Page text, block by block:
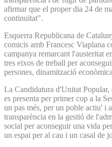
afirmar que el proper dia 24 de
continuïtat".
Esquerra Republicana de
comicis amb Francesc Viaplana
campanya remarcant l'austeritat
tres eixos de treball per
persones, dinamització
La Candidatura d'Unitat Popular,
es presenta per primer cop a la
un pas més, per un poble actiu' i
transparència en la gestió de
social per aconseguir una vida
un espai per al cau i un casal de